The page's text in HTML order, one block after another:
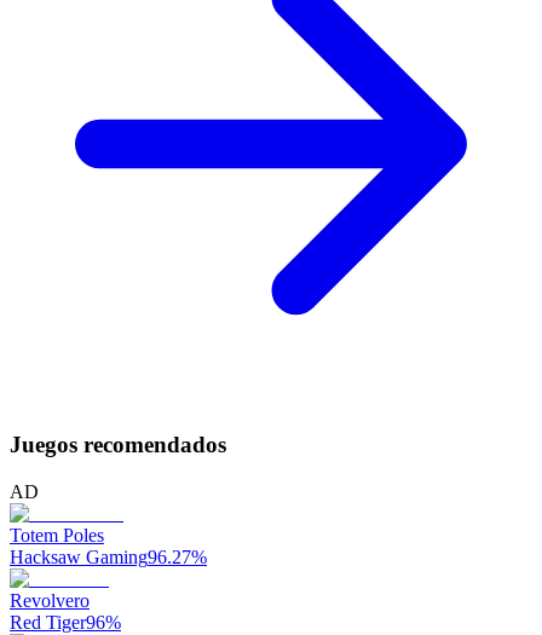
Juegos recomendados
AD
Totem Poles
Hacksaw Gaming96.27%
Revolvero
Red Tiger96%